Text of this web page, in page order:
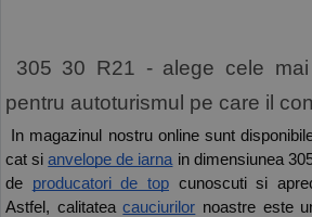
pentru autoturismul pe care il
In magazinul nostru online sunt
cat si anvelope de iarna in dimensiunea
de producatori de top cunoscuti si
Astfel, calitatea cauciurilor noastre este